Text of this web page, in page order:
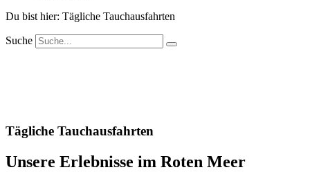
Du bist hier: Tägliche Tauchausfahrten
Suche
Tägliche Tauchausfahrten
Unsere Erlebnisse im Roten Meer